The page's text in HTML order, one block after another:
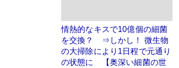
情熱的なキスで10億個の細菌
を交換？ ⇒しかし！ 微生物
の大掃除により1日程で元通り
の状態に 【奥深い細菌の世